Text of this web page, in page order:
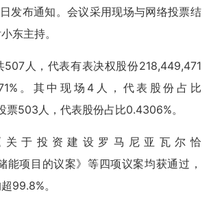
发布通知。会议采用现场与网络投票结
东主持。
507人，代表有表决权股份218,449,471
。其中现场4人，代表股份占比
票503人，代表股份占比0.4306%。
关于投资建设罗马尼亚瓦尔恰
能项目的议案》等四项议案均获通过，
99.8%。